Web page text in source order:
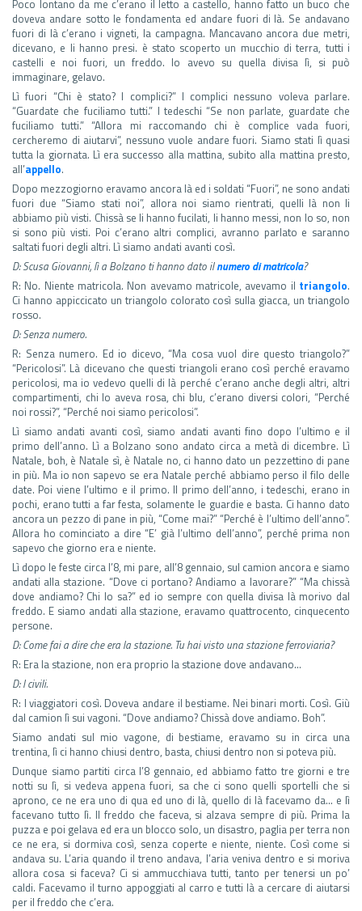
Poco lontano da me c’erano il letto a castello, hanno fatto un buco che
doveva andare sotto le fondamenta ed andare fuori di là. Se andavano
fuori di là c’erano i vigneti, la campagna. Mancavano ancora due metri,
dicevano, e li hanno presi. è stato scoperto un mucchio di terra, tutti i
castelli e noi fuori, un freddo. Io avevo su quella divisa lì, si può
immaginare, gelavo.
Lì fuori “Chi è stato? I complici?” I complici nessuno voleva parlare.
“Guardate che fuciliamo tutti.” I tedeschi “Se non parlate, guardate che
fuciliamo tutti.” “Allora mi raccomando chi è complice vada fuori,
cercheremo di aiutarvi”, nessuno vuole andare fuori. Siamo stati lì quasi
tutta la giornata. Lì era successo alla mattina, subito alla mattina presto,
all’appello.
Dopo mezzogiorno eravamo ancora là ed i soldati “Fuori”, ne sono andati
fuori due “Siamo stati noi”, allora noi siamo rientrati, quelli là non li
abbiamo più visti. Chissà se li hanno fucilati, li hanno messi, non lo so, non
si sono più visti. Poi c’erano altri complici, avranno parlato e saranno
saltati fuori degli altri. Lì siamo andati avanti così.
D: Scusa Giovanni, lì a Bolzano ti hanno dato ilnumero di matricola?
R: No. Niente matricola. Non avevamo matricole, avevamo il triangolo.
Ci hanno appiccicato un triangolo colorato così sulla giacca, un triangolo
rosso.
D: Senza numero.
R: Senza numero. Ed io dicevo, “Ma cosa vuol dire questo triangolo?”
“Pericolosi”. Là dicevano che questi triangoli erano così perché eravamo
pericolosi, ma io vedevo quelli di là perché c’erano anche degli altri, altri
compartimenti, chi lo aveva rosa, chi blu, c’erano diversi colori, “Perché
noi rossi?”, “Perché noi siamo pericolosi”.
Lì siamo andati avanti così, siamo andati avanti fino dopo l’ultimo e il
primo dell’anno. Lì a Bolzano sono andato circa a metà di dicembre. Lì
Natale, boh, è Natale sì, è Natale no, ci hanno dato un pezzettino di pane
in più. Ma io non sapevo se era Natale perché abbiamo perso il filo delle
date. Poi viene l’ultimo e il primo. Il primo dell’anno, i tedeschi, erano in
pochi, erano tutti a far festa, solamente le guardie e basta. Ci hanno dato
ancora un pezzo di pane in più, “Come mai?” “Perché è l’ultimo dell’anno”.
Allora ho cominciato a dire “E’ già l’ultimo dell’anno”, perché prima non
sapevo che giorno era e niente.
Lì dopo le feste circa l’8, mi pare, all’8 gennaio, sul camion ancora e siamo
andati alla stazione. “Dove ci portano? Andiamo a lavorare?” “Ma chissà
dove andiamo? Chi lo sa?” ed io sempre con quella divisa là morivo dal
freddo. E siamo andati alla stazione, eravamo quattrocento, cinquecento
persone.
D: Come fai a dire che era la stazione. Tu hai visto una stazione ferroviaria?
R: Era la stazione, non era proprio la stazione dove andavano…
D: I civili.
R: I viaggiatori così. Doveva andare il bestiame. Nei binari morti. Così. Giù
dal camion lì sui vagoni. “Dove andiamo? Chissà dove andiamo. Boh”.
Siamo andati sul mio vagone, di bestiame, eravamo su in circa una
trentina, lì ci hanno chiusi dentro, basta, chiusi dentro non si poteva più.
Dunque siamo partiti circa l’8 gennaio, ed abbiamo fatto tre giorni e tre
notti su lì, si vedeva appena fuori, sa che ci sono quelli sportelli che si
aprono, ce ne era uno di qua ed uno di là, quello di là facevamo da… e lì
facevano tutto lì. Il freddo che faceva, si alzava sempre di più. Prima la
puzza e poi gelava ed era un blocco solo, un disastro, paglia per terra non
ce ne era, si dormiva così, senza coperte e niente, niente. Così come si
andava su. L’aria quando il treno andava, l’aria veniva dentro e si moriva
allora cosa si faceva? Ci si ammucchiava tutti, tanto per tenersi un po’
caldi. Facevamo il turno appoggiati al carro e tutti là a cercare di aiutarsi
per il freddo che c’era.